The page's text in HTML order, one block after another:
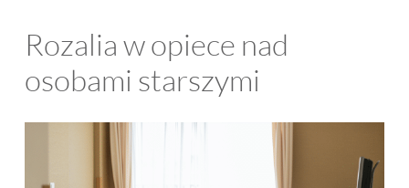
Rozalia w opiece nad
osobami starszymi